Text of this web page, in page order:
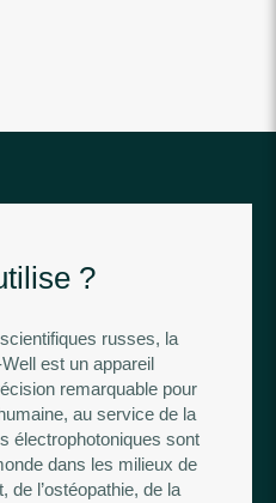
?
russes, la
est un appareil
remarquable pour
au service de la
électrophotoniques sont
dans les milieux de
de l’ostéopathie, de la